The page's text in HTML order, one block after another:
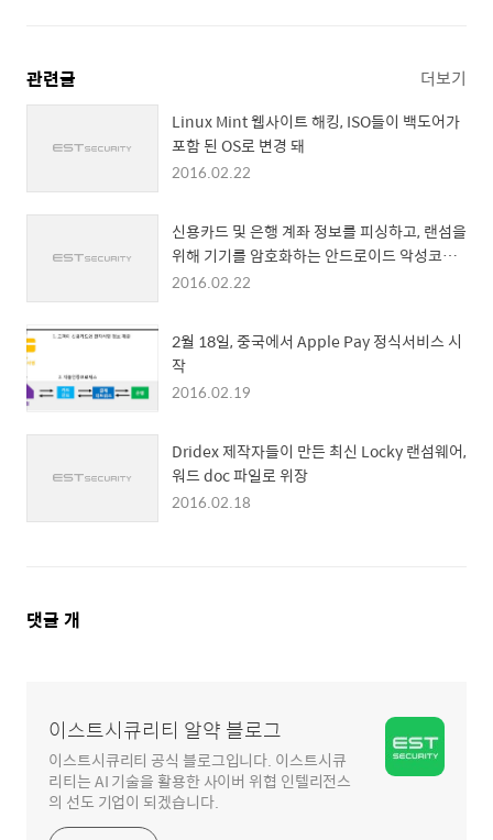
관련글 더보기
Linux Mint 웹사이트 해킹, ISO들이 백도어가
포함 된 OS로 변경 돼
2016.02.22
신용카드 및 은행 계좌 정보를 피싱하고, 랜섬을
위해 기기를 암호화하는 안드로이드 악성코드
“Xbot” 등장
2016.02.22
2월 18일, 중국에서 Apple Pay 정식서비스 시
작
2016.02.19
Dridex 제작자들이 만든 최신 Locky 랜섬웨어,
워드 doc 파일로 위장
2016.02.18
댓
댓글 개
이스트시큐리티 알약 블로그
이스트시큐리티 공식 블로그입니다. 이스트시큐
리티는 AI 기술을 활용한 사이버 위협 인텔리전스
의 선도 기업이 되겠습니다.